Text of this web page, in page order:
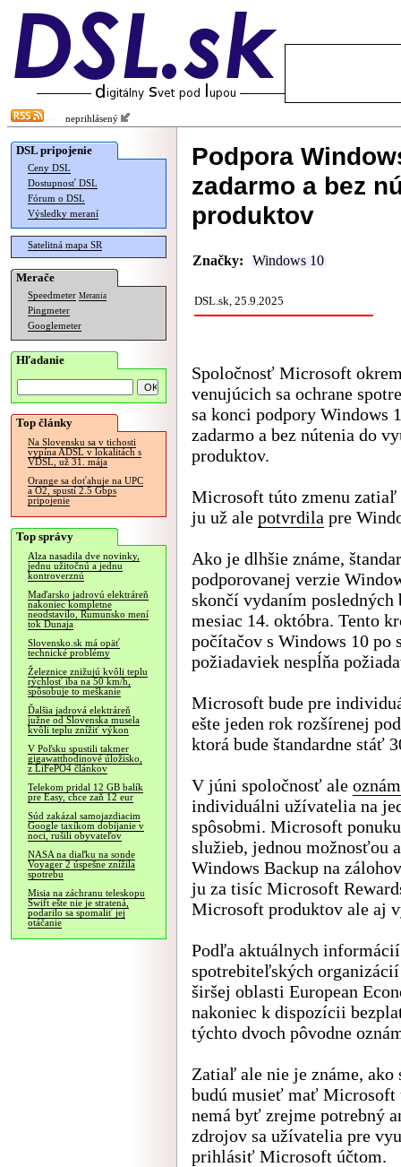
neprihlásený
DSL pripojenie
Ceny DSL
Dostupnosť DSL
Fórum o DSL
Výsledky meraní
Satelitná mapa SR
Merače
Speedmeter Merania
Pingmeter
Googlemeter
Hľadanie
Top články
Na Slovensku sa v tichosti
vypína ADSL v lokalitách s
VDSL, už 31. mája
Orange sa doťahuje na UPC
a O2, spustí 2.5 Gbps
pripojenie
Top správy
Alza nasadila dve novinky,
jednu užitočnú a jednu
kontroverznú
Maďarsko jadrovú elektráreň
nakoniec kompletne
neodstavilo, Rumunsko mení
tok Dunaja
Slovensko.sk má opäť
technické problémy
Železnice znižujú kvôli teplu
rýchlosť iba na 50 km/h,
spôsobuje to meškanie
Ďalšia jadrová elektráreň
južne od Slovenska musela
kvôli teplu znížiť výkon
V Poľsku spustili takmer
gigawatthodinové úložisko,
z LiFePO4 článkov
Telekom pridal 12 GB balík
pre Easy, chce zaň 12 eur
Súd zakázal samojazdiacim
Google taxíkom dobíjanie v
noci, rušili obyvateľov
NASA na diaľku na sonde
Voyager 2 úspešne znížila
spotrebu
Misia na záchranu teleskopu
Swift ešte nie je stratená,
podarilo sa spomaliť jej
otáčanie
Podpora
zadarmo a bez
produktov
Značky: Windows 10
DSL.sk, 25.9.2025
Spoločnosť Microsoft
venujúcich sa ochrane
sa konci podpory Windows
zadarmo a bez nútenia do
produktov.
Microsoft túto zmenu zatiaľ
ju už ale potvrdila pre
Ako je dlhšie známe,
podporovanej verzie
skončí vydaním posledných
mesiac 14. októbra. Tento
počítačov s Windows 10
požiadaviek nespĺňa
Microsoft bude pre
ešte jeden rok rozšírenej
ktorá bude štandardne stáť
V júni spoločnosť ale
individuálni užívatelia na
spôsobmi. Microsoft
služieb, jednou možnosťou
Windows Backup na
ju za tisíc Microsoft
Microsoft produktov ale aj
Podľa aktuálnych
spotrebiteľských
širšej oblasti European
nakoniec k dispozícii
týchto dvoch pôvodne
Zatiaľ ale nie je známe,
budú musieť mať Microsoft
nemá byť zrejme potrebný
zdrojov sa užívatelia pre
prihlásiť Microsoft účtom.